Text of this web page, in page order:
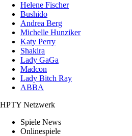
Helene Fischer
Bushido
Andrea Berg
Michelle Hunziker
Katy Perry
Shakira
Lady GaGa
Madcon
Lady Bitch Ray
ABBA
HPTY Netzwerk
Spiele News
Onlinespiele